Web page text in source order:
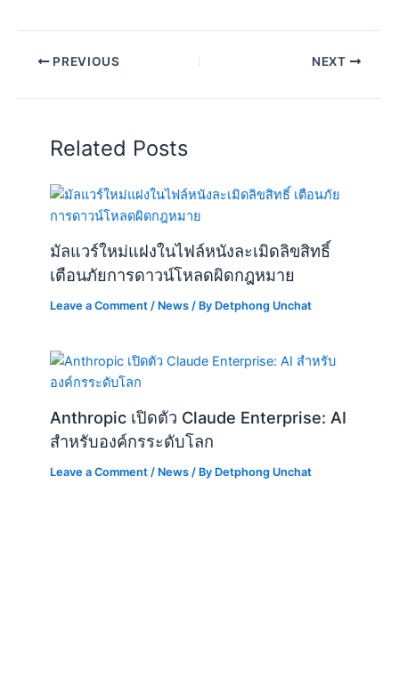
PREVIOUS NEXT
Related Posts
มัลแวร์ใหม่แฝงในไฟล์หนังละเมิดลิขสิทธิ์
เตือนภัยการดาวน์โหลดผิดกฎหมาย
Leave a Comment / News / By Detphong Unchat
Anthropic เปิดตัว Claude Enterprise: AI
สำหรับองค์กรระดับโลก
Leave a Comment / News / By Detphong Unchat